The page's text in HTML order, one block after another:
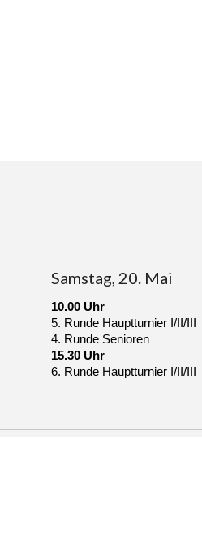
Samstag, 20. Mai
10.00 Uhr
5. Runde Hauptturnier I/II/III
4. Runde Senioren
15.30 Uhr
6. Runde Hauptturnier I/II/III